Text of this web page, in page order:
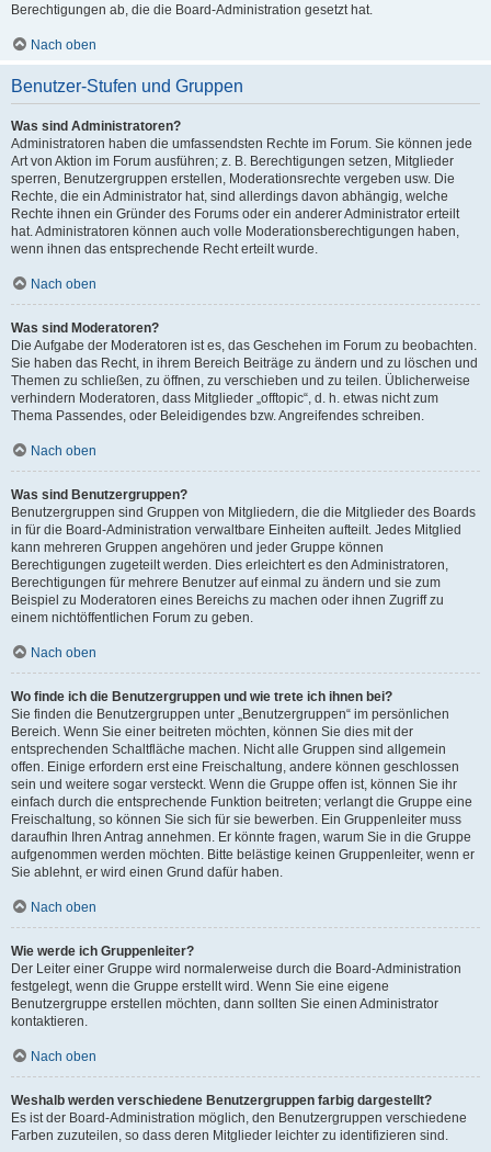
Berechtigungen ab, die die Board-Administration gesetzt hat.
Nach oben
Benutzer-Stufen und Gruppen
Was sind Administratoren?
Administratoren haben die umfassendsten Rechte im Forum. Sie können jede
Art von Aktion im Forum ausführen; z. B. Berechtigungen setzen, Mitglieder
sperren, Benutzergruppen erstellen, Moderationsrechte vergeben usw. Die
Rechte, die ein Administrator hat, sind allerdings davon abhängig, welche
Rechte ihnen ein Gründer des Forums oder ein anderer Administrator erteilt
hat. Administratoren können auch volle Moderationsberechtigungen haben,
wenn ihnen das entsprechende Recht erteilt wurde.
Nach oben
Was sind Moderatoren?
Die Aufgabe der Moderatoren ist es, das Geschehen im Forum zu beobachten.
Sie haben das Recht, in ihrem Bereich Beiträge zu ändern und zu löschen und
Themen zu schließen, zu öffnen, zu verschieben und zu teilen. Üblicherweise
verhindern Moderatoren, dass Mitglieder „offtopic“, d. h. etwas nicht zum
Thema Passendes, oder Beleidigendes bzw. Angreifendes schreiben.
Nach oben
Was sind Benutzergruppen?
Benutzergruppen sind Gruppen von Mitgliedern, die die Mitglieder des Boards
in für die Board-Administration verwaltbare Einheiten aufteilt. Jedes Mitglied
kann mehreren Gruppen angehören und jeder Gruppe können
Berechtigungen zugeteilt werden. Dies erleichtert es den Administratoren,
Berechtigungen für mehrere Benutzer auf einmal zu ändern und sie zum
Beispiel zu Moderatoren eines Bereichs zu machen oder ihnen Zugriff zu
einem nichtöffentlichen Forum zu geben.
Nach oben
Wo finde ich die Benutzergruppen und wie trete ich ihnen bei?
Sie finden die Benutzergruppen unter „Benutzergruppen“ im persönlichen
Bereich. Wenn Sie einer beitreten möchten, können Sie dies mit der
entsprechenden Schaltfläche machen. Nicht alle Gruppen sind allgemein
offen. Einige erfordern erst eine Freischaltung, andere können geschlossen
sein und weitere sogar versteckt. Wenn die Gruppe offen ist, können Sie ihr
einfach durch die entsprechende Funktion beitreten; verlangt die Gruppe eine
Freischaltung, so können Sie sich für sie bewerben. Ein Gruppenleiter muss
daraufhin Ihren Antrag annehmen. Er könnte fragen, warum Sie in die Gruppe
aufgenommen werden möchten. Bitte belästige keinen Gruppenleiter, wenn er
Sie ablehnt, er wird einen Grund dafür haben.
Nach oben
Wie werde ich Gruppenleiter?
Der Leiter einer Gruppe wird normalerweise durch die Board-Administration
festgelegt, wenn die Gruppe erstellt wird. Wenn Sie eine eigene
Benutzergruppe erstellen möchten, dann sollten Sie einen Administrator
kontaktieren.
Nach oben
Weshalb werden verschiedene Benutzergruppen farbig dargestellt?
Es ist der Board-Administration möglich, den Benutzergruppen verschiedene
Farben zuzuteilen, so dass deren Mitglieder leichter zu identifizieren sind.